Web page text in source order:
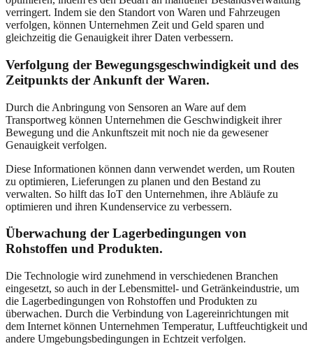
verringert. Indem sie den Standort von Waren und Fahrzeugen
verfolgen, können Unternehmen Zeit und Geld sparen und
gleichzeitig die Genauigkeit ihrer Daten verbessern.
Verfolgung der Bewegungsgeschwindigkeit und des
Zeitpunkts der Ankunft der Waren.
Durch die Anbringung von Sensoren an Ware auf dem
Transportweg können Unternehmen die Geschwindigkeit ihrer
Bewegung und die Ankunftszeit mit noch nie da gewesener
Genauigkeit verfolgen.
Diese Informationen können dann verwendet werden, um Routen
zu optimieren, Lieferungen zu planen und den Bestand zu
verwalten. So hilft das IoT den Unternehmen, ihre Abläufe zu
optimieren und ihren Kundenservice zu verbessern.
Überwachung der Lagerbedingungen von
Rohstoffen und Produkten.
Die Technologie wird zunehmend in verschiedenen Branchen
eingesetzt, so auch in der Lebensmittel- und Getränkeindustrie, um
die Lagerbedingungen von Rohstoffen und Produkten zu
überwachen. Durch die Verbindung von Lagereinrichtungen mit
dem Internet können Unternehmen Temperatur, Luftfeuchtigkeit und
andere Umgebungsbedingungen in Echtzeit verfolgen.